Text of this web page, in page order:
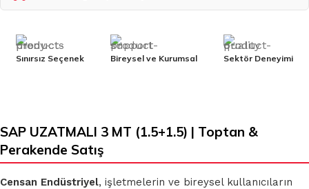
Sınırsız Seçenek Bireysel ve Kurumsal Sektör Deneyimi
SAP UZATMALI 3 MT (1.5+1.5) | Toptan &
Perakende Satış
Censan Endüstriyel, işletmelerin ve bireysel kullanıcıların